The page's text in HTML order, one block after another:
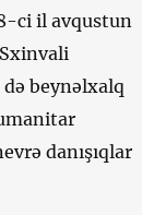
ci il avqustun
beynəlxalq
danışıqlar